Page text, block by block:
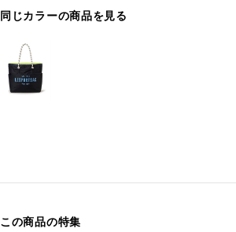
同じカラーの商品を見る
この商品の特集